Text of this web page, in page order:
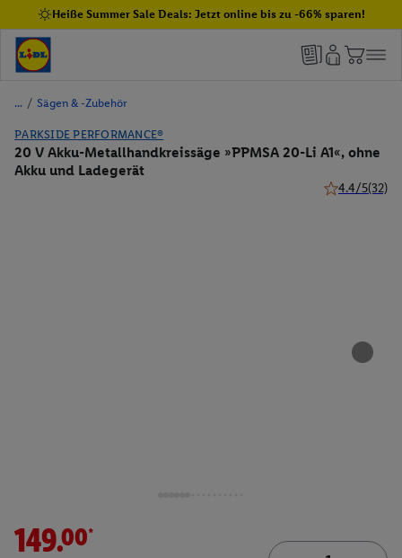
Heiße Summer Sale Deals: Jetzt online bis zu -66% sparen!
/ Sägen & -Zubehör
PARKSIDE PERFORMANCE®
20 V Akku-Metallhandkreissäge »PPMSA 20-Li A1«, ohne
Akku und Ladegerät
4.4/5(32)
149.00*